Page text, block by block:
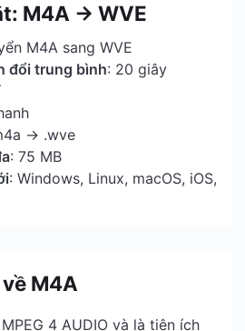
M4A → WVE
M4A sang WVE
đổi trung bình: 20 giây
→ .wve
: 75 MB
: Windows, Linux, macOS, iOS,
M4A
4 AUDIO và là tiện ích